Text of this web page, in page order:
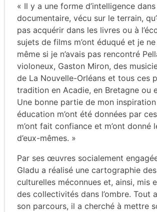
« Il y a une forme d’intelligence
documentaire, vécu sur le terrain,
pas acquérir dans les livres ou à
sujets de films m’ont éduqué et je
même si je n’avais pas rencontré
violoneux, Gaston Miron, des
de La Nouvelle-Orléans et tous ces
tradition en Acadie, en Bretagne ou
Une bonne partie de mon
éducation m’ont été données par
m’ont fait confiance et m’ont donné
d’eux-mêmes. »
Par ses œuvres socialement
Gladu a réalisé une cartographie
culturelles méconnues et, ainsi, mis
des collectivités dans l’ombre. Tout
son parcours, il a cherché à mettre